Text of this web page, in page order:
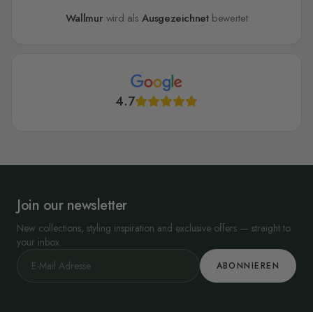
Wallmur wird alsAusgezeichnetbewertet
4.7
Join our newsletter
New collections, styling inspiration and exclusive offers — straight to
your inbox.
ABONNIEREN